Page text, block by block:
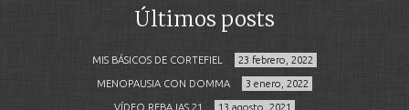
Últimos posts
MIS BÁSICOS DE CORTEFIEL 23 febrero, 2022
MENOPAUSIA CON DOMMA 3 enero, 2022
VÍDEO REBAJAS 21 13 agosto, 2021